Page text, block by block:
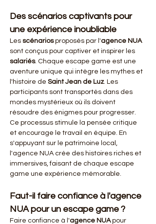
Des scénarios captivants pour
une expérience inoubliable
Les scénarios proposés par l'agence NUA
sont conçus pour captiver et inspirer les
salariés. Chaque escape game est une
aventure unique qui intègre les mythes et
l'histoire de Saint Jean de Luz. Les
participants sont transportés dans des
mondes mystérieux où ils doivent
résoudre des énigmes pour progresser.
Ce processus stimule la pensée critique
et encourage le travail en équipe. En
s'appuyant sur le patrimoine local,
l'agence NUA crée des histoires riches et
immersives, faisant de chaque escape
game une expérience mémorable.
Faut-il faire confiance à l'agence
NUA pour un escape game ?
Faire confiance à l'agence NUA pour